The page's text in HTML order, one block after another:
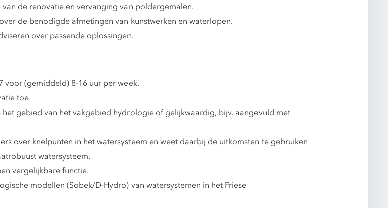
de renovatie en vervanging van poldergemalen.
de benodigde afmetingen van kunstwerken en waterlopen.
over passende oplossingen.
voor (gemiddeld) 8-16 uur per week.
toe.
gebied van het vakgebied hydrologie of gelijkwaardig, bijv. aangevuld met
over knelpunten in het watersysteem en weet daarbij de uitkomsten te gebruiken
watersysteem.
vergelijkbare functie.
modellen (Sobek/D-Hydro) van watersystemen in het Friese